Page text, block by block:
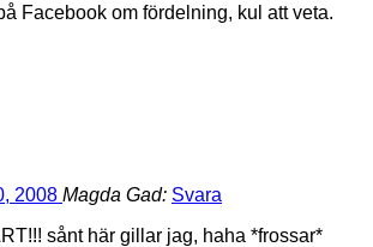
Facebook om fördelning, kul att veta.
2008 Magda Gad: Svara
sånt här gillar jag, haha *frossar*